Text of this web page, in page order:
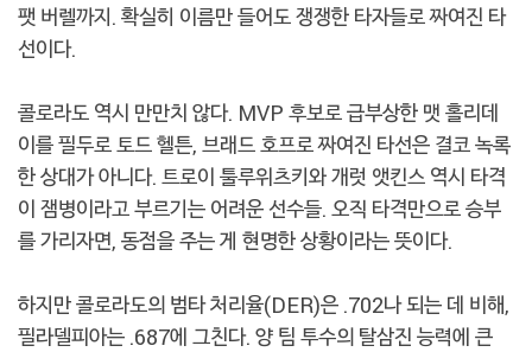
팻 버렐까지. 확실히 이름만 들어도 쟁쟁한 타자들로 짜여진 타
선이다.
콜로라도 역시 만만치 않다. MVP 후보로 급부상한 맷 홀리데
이를 필두로 토드 헬튼, 브래드 호프로 짜여진 타선은 결코 녹록
한 상대가 아니다. 트로이 툴루위츠키와 개럿 앳킨스 역시 타격
이 잼병이라고 부르기는 어려운 선수들. 오직 타격만으로 승부
를 가리자면, 동점을 주는 게 현명한 상황이라는 뜻이다.
하지만 콜로라도의 범타 처리율(DER)은 .702나 되는 데 비해,
필라델피아는 .687에 그친다. 양 팀 투수의 탈삼진 능력에 큰